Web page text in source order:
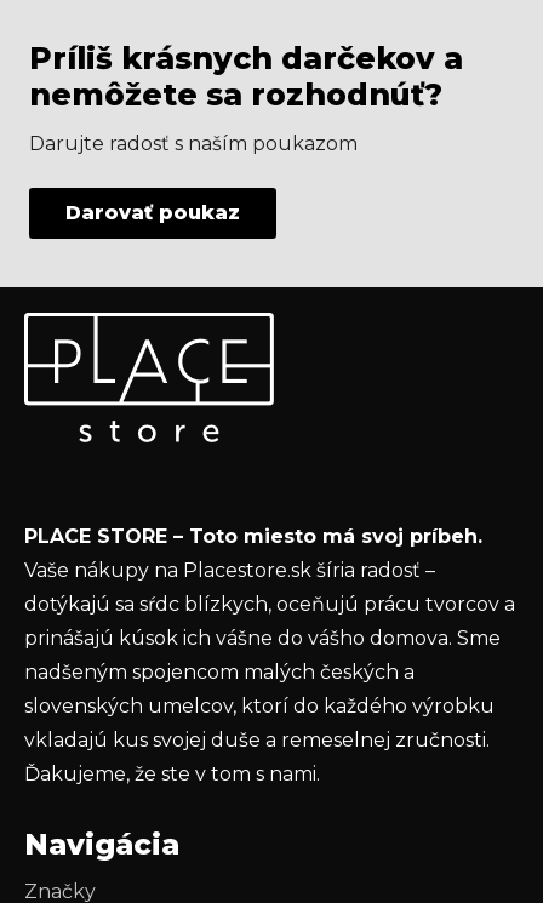
Príliš krásnych darčekov a
nemôžete sa rozhodnúť?
Darujte radosť s naším poukazom
Darovať poukaz
Odoberať newsletter
Vložte svoj e-mail a my Vám budeme zasielať informácie
o nových produktoch na našom e-shope.
ochrany osobných údajov
PRIHLÁSIŤ SA
PLACE STORE – Toto miesto má svoj príbeh.
Vaše nákupy na Placestore.sk šíria radosť –
dotýkajú sa sŕdc blízkych, oceňujú prácu tvorcov a
prinášajú kúsok ich vášne do vášho domova. Sme
nadšeným spojencom malých českých a
slovenských umelcov, ktorí do každého výrobku
vkladajú kus svojej duše a remeselnej zručnosti.
Ďakujeme, že ste v tom s nami.
Navigácia
Značky